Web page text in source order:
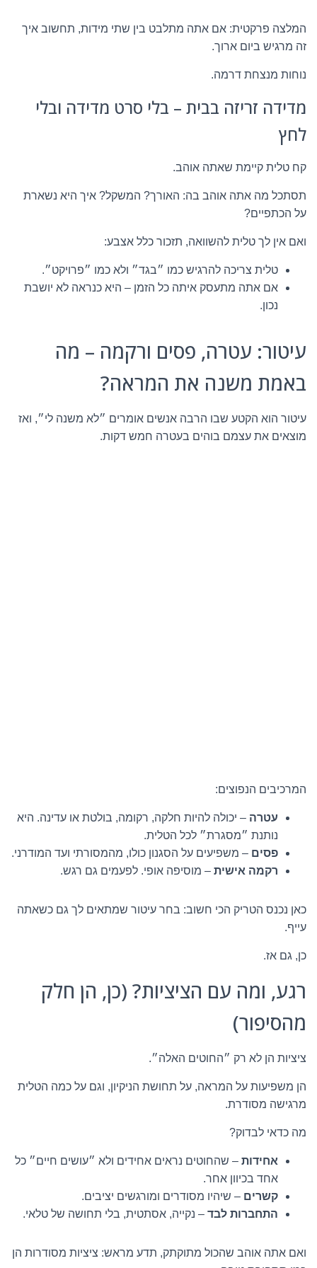
המלצה פרקטית: אם אתה מתלבט בין שתי מידות, תחשוב איך
זה מרגיש ביום ארוך.
נוחות מנצחת דרמה.
מדידה זריזה בבית – בלי סרט מדידה ובלי
לחץ
קח טלית קיימת שאתה אוהב.
תסתכל מה אתה אוהב בה: האורך? המשקל? איך היא נשארת
על הכתפיים?
ואם אין לך טלית להשוואה, תזכור כלל אצבע:
טלית צריכה להרגיש כמו ״בגד״ ולא כמו ״פרויקט״.
אם אתה מתעסק איתה כל הזמן – היא כנראה לא יושבת
נכון.
עיטור: עטרה, פסים ורקמה – מה
באמת משנה את המראה?
עיטור הוא הקטע שבו הרבה אנשים אומרים ״לא משנה לי״, ואז
מוצאים את עצמם בוהים בעטרה חמש דקות.
המרכיבים הנפוצים:
עטרה – יכולה להיות חלקה, רקומה, בולטת או עדינה. היא
נותנת ״מסגרת״ לכל הטלית.
פסים – משפיעים על הסגנון כולו, מהמסורתי ועד המודרני.
רקמה אישית – מוסיפה אופי. לפעמים גם רגש.
כאן נכנס הטריק הכי חשוב: בחר עיטור שמתאים לך גם כשאתה
עייף.
כן, גם אז.
רגע, ומה עם הציציות? (כן, הן חלק
מהסיפור)
ציציות הן לא רק ״החוטים האלה״.
הן משפיעות על המראה, על תחושת הניקיון, וגם על כמה הטלית
מרגישה מסודרת.
מה כדאי לבדוק?
אחידות – שהחוטים נראים אחידים ולא ״עושים חיים״ כל
אחד בכיוון אחר.
קשרים – שיהיו מסודרים ומורגשים יציבים.
התחברות לבד – נקייה, אסתטית, בלי תחושה של טלאי.
ואם אתה אוהב שהכול מתוקתק, תדע מראש: ציציות מסודרות הן